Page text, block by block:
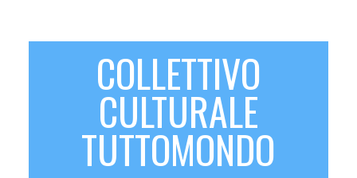
COLLETTIVO
CULTURALE
TUTTOMONDO